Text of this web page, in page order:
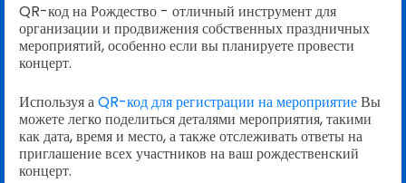
QR-код на Рождество - отличный инструмент для
организации и продвижения собственных праздничных
мероприятий, особенно если вы планируете провести
концерт.
Используя аQR-код для регистрации на мероприятиеВы
можете легко поделиться деталями мероприятия, такими
как дата, время и место, а также отслеживать ответы на
приглашение всех участников на ваш рождественский
концерт.